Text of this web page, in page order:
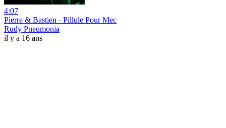
4:07
Pierre & Bastien - Pillule Pour Mec
Rudy Pneumonia
il y a 16 ans